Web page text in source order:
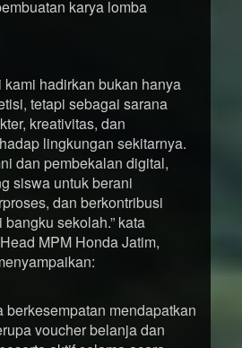
karya lomba
kami hadirkan bukan hanya
tetapi sebagai sarana
kreativitas, dan
lingkungan sekitarnya.
dan pembekalan digital,
siswa untuk berani
dan berkontribusi
sekolah.” kata
MPM Honda Jatim,
berkesempatan mendapatkan
voucher belanja dan